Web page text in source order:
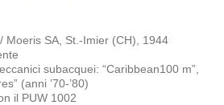
Moeris SA, St.-Imier (CH), 1944
subacquei: “Caribbean100 m”,
(anni ’70-’80)
il PUW 1002